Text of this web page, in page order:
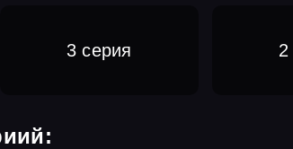
3 серия 2